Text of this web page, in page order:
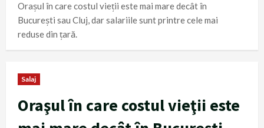
Oraşul în care costul vieţii este mai mare decât în
Bucureşti sau Cluj, dar salariile sunt printre cele mai
reduse din ţară.
Salaj
Oraşul în care costul vieţii este